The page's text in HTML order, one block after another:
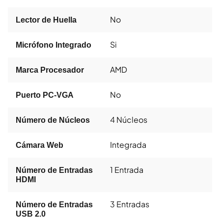
Lector de Huella No
Micrófono Integrado Si
Marca Procesador AMD
Puerto PC-VGA No
Número de Núcleos 4 Núcleos
Cámara Web Integrada
Número de Entradas
HDMI
1 Entrada
Número de Entradas
USB 2.0
3 Entradas